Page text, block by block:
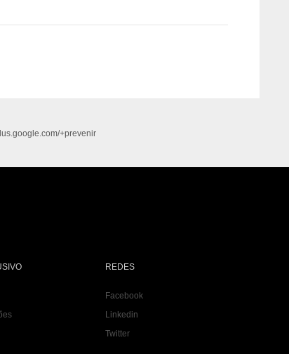
+prevenir
REDES
Facebook
Linkedin
Twitter